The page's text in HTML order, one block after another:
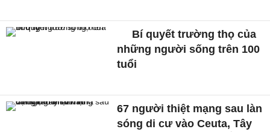
Bí quyết trường thọ của
những người sống trên 100
tuổi
67 người thiệt mạng sau làn
sóng di cư vào Ceuta, Tây